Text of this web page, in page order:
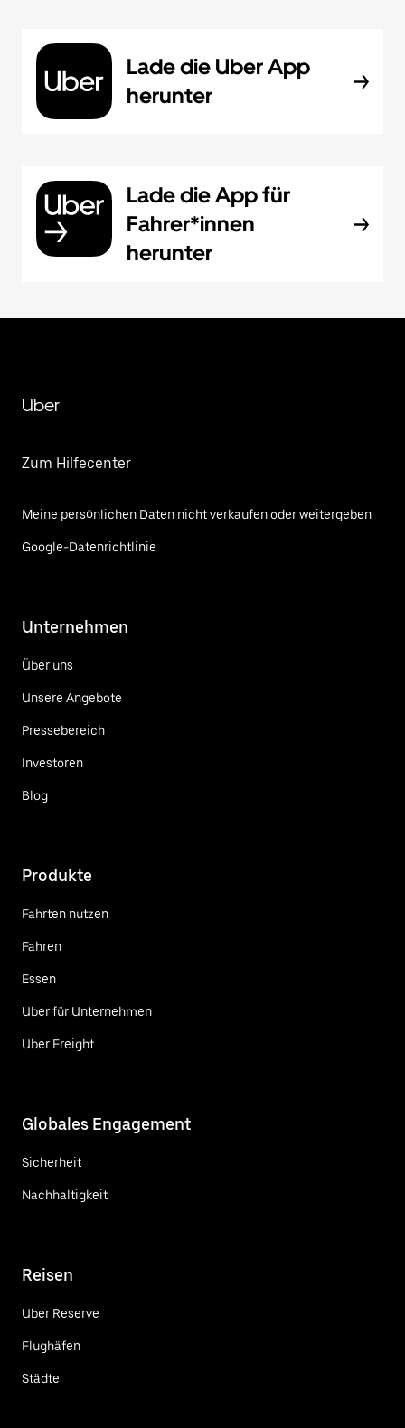
Lade die Uber App
herunter
Lade die App für
Fahrer*innen
herunter
Uber
Zum Hilfecenter
Meine persönlichen Daten nicht verkaufen oder weitergeben
Google-Datenrichtlinie
Unternehmen
Über uns
Unsere Angebote
Pressebereich
Investoren
Blog
Produkte
Fahrten nutzen
Fahren
Essen
Uber für Unternehmen
Uber Freight
Globales Engagement
Sicherheit
Nachhaltigkeit
Reisen
Uber Reserve
Flughäfen
Städte